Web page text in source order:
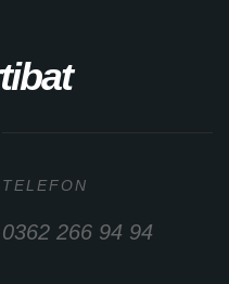
TELEFON
0362 266 94 94